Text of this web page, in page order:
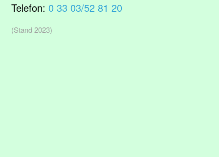
Telefon: 0 33 03/52 81 20
(Stand 2023)